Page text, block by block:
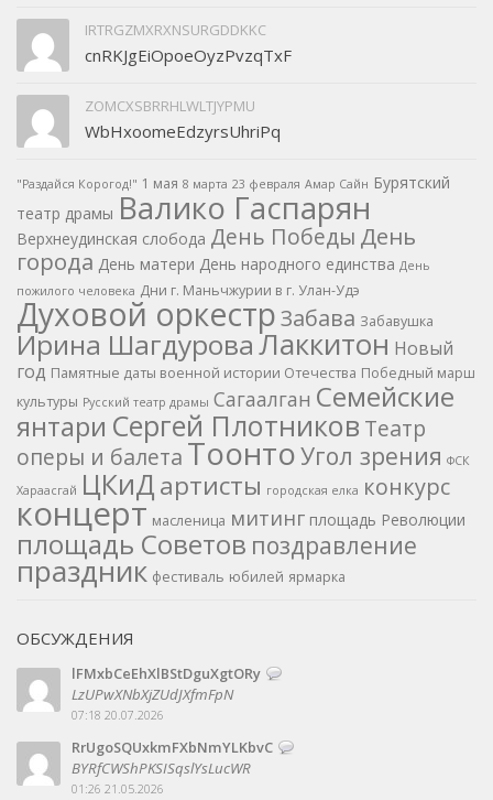
IRTRGZMXRXNSURGDDKKC
cnRKJgEiOpoeOyzPvzqTxF
ZOMCXSBRRHLWLTJYPMU
WbHxoomeEdzyrsUhriPq
"Раздайся Корогод!" 1 мая 8 марта 23 февраля Амар Сайн Бурятский
театр драмы Валико Гаспарян
Верхнеудинская слобода День Победы День
города День матери День народного единства День
пожилого человека Дни г. Маньчжурии в г. Улан-Удэ
Духовой оркестрЗабава Забавушка
Ирина ШагдуроваЛаккитон Новый
год Памятные даты военной истории Отечества Победный марш
культуры Русский театр драмы Сагаалган Семейские
янтари Сергей Плотников Театр
оперы и балета ТоонтоУгол зрения ФСК
Хараасгай ЦКиДартисты городская елка конкурс
концерт масленица митинг площадь Революции
площадь Советов поздравление
праздник фестиваль юбилей ярмарка
ОБСУЖДЕНИЯ
lFMxbCeEhXlBStDguXgtORy
LzUPwXNbXjZUdJXfmFpN
07:18 20.07.2026
RrUgoSQUxkmFXbNmYLKbvC
BYRfCWShPKSISqslYsLucWR
01:26 21.05.2026